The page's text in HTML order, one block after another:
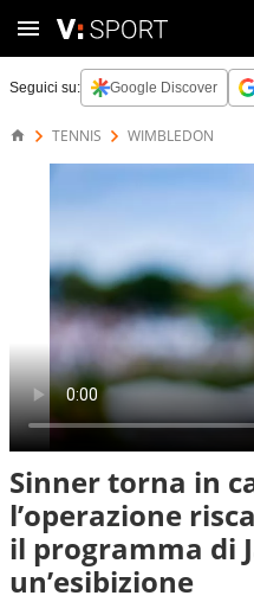
Seguici su: Google Discover
TENNIS WIMBLEDON
Sinner torna in
l’operazione
il programma di
un’esibizione